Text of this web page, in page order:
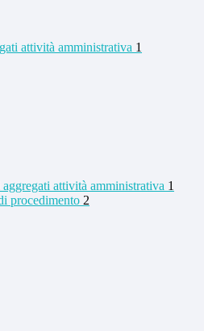
attività amministrativa 1
attività amministrativa 1
procedimento 2